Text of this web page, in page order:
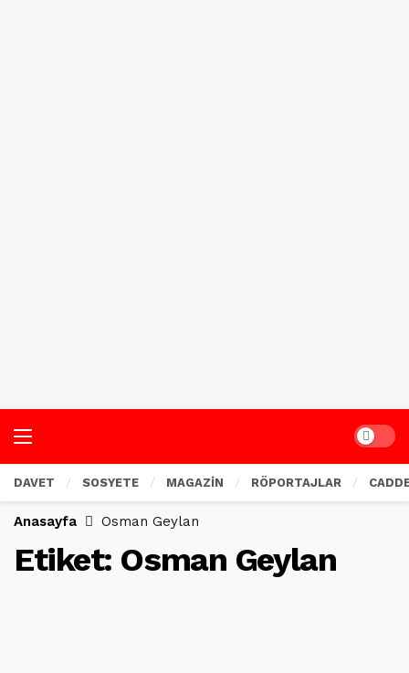
Dark
DAVET SOSYETE MAGAZİN RÖPORTAJLAR
Anasayfa Osman Geylan
Etiket: Osman Geylan